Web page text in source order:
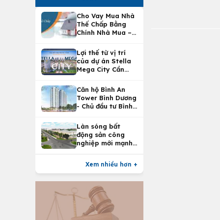
Cho Vay Mua Nhà
Thế Chấp Bằng
Chính Nhà Mua –
Nhà Tại
Vietcombank
Lợi thế từ vị trí
của dự án Stella
Mega City Cần
Căn hộ Bình An
Tower Bình Dương
- Chủ đầu tư Bình
Làn sóng bất
động sản công
nghiệp mới mạnh
Xem nhiều hơn +